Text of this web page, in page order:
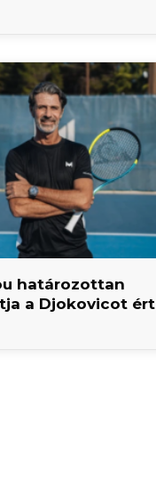
határozottan
a Djokovicot ért